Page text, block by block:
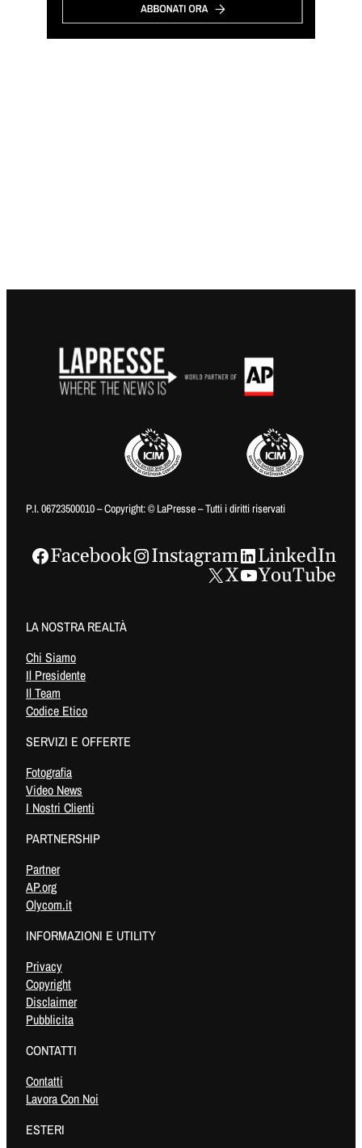
P.I. 06723500010 – Copyright: © LaPresse – Tutti i diritti riservati
Facebook Instagram
LinkedIn
X
YouTube
LA NOSTRA REALTÀ
Chi Siamo
Il Presidente
Il Team
Codice Etico
SERVIZI E OFFERTE
Fotografia
Video News
I Nostri Clienti
PARTNERSHIP
Partner
AP.org
Olycom.it
INFORMAZIONI E UTILITY
Privacy
Copyright
Disclaimer
Pubblicita
CONTATTI
Contatti
Lavora Con Noi
ESTERI